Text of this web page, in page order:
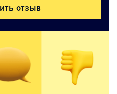
отзыв